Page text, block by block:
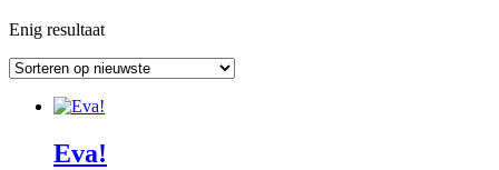
Enig resultaat
Eva!